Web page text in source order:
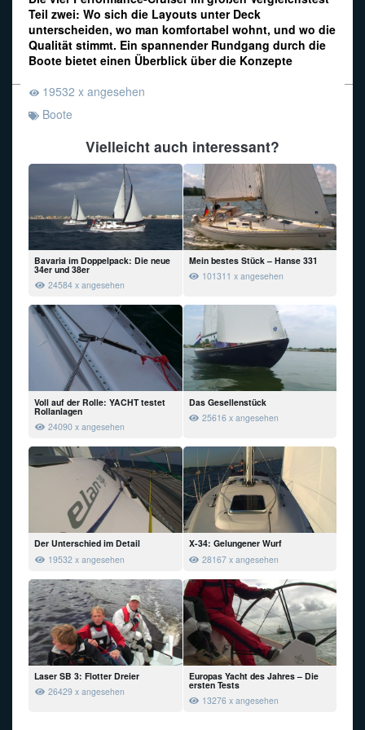
Teil zwei: Wo sich die Layouts unter Deck
unterscheiden, wo man komfortabel wohnt, und wo die
Qualität stimmt. Ein spannender Rundgang durch die
Boote bietet einen Überblick über die Konzepte
19532 x angesehen
Boote
Vielleicht auch interessant?
Bavaria im Doppelpack: Die neue
34er und 38er
24584 x angesehen
Mein bestes Stück – Hanse 331
101311 x angesehen
Voll auf der Rolle: YACHT testet
Rollanlagen
24090 x angesehen
Das Gesellenstück
25616 x angesehen
Der Unterschied im Detail
19532 x angesehen
X-34: Gelungener Wurf
28167 x angesehen
Laser SB 3: Flotter Dreier
26429 x angesehen
Europas Yacht des Jahres – Die
ersten Tests
13276 x angesehen
Funkalphabet